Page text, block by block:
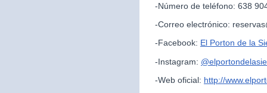
-Número de teléfono: 638
-Correo electrónico:
-Facebook: El Porton de la
-Instagram: @
-Web oficial: http://